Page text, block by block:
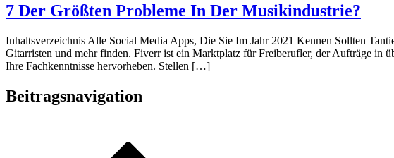
7 Der Größten Probleme In Der Musikindustrie?
Inhaltsverzeichnis Alle Social Media Apps, Die Sie Im Jahr 2021 Kennen Sollten
Gitarristen und mehr finden. Fiverr ist ein Marktplatz für Freiberufler, der Aufträge in
Ihre Fachkenntnisse hervorheben. Stellen […]
Beitragsnavigation